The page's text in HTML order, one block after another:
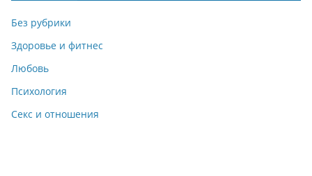
Без рубрики
Здоровье и фитнес
Любовь
Психология
Секс и отношения